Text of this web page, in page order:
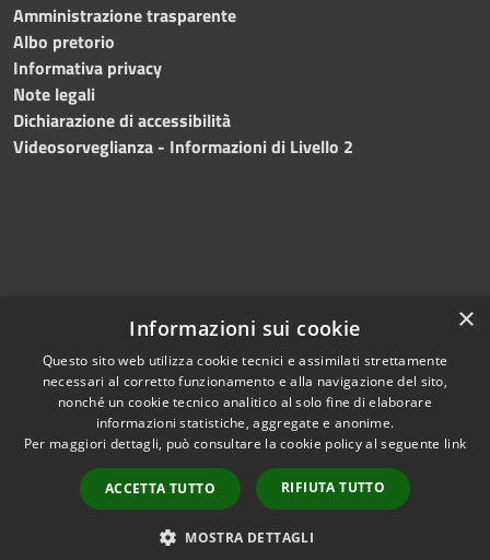
Amministrazione trasparente
Albo pretorio
Informativa privacy
Note legali
Dichiarazione di accessibilità
Videosorveglianza - Informazioni di Livello 2
Accessibilità
Privacy
Mappa del sito
Fatturazione Elettronica
Copyright © 2024 •
Comune di Mazara del
Vallo• Powered
byMunicipium• Redazione
×
Informazioni sui cookie
Questo sito web utilizza cookie tecnici e assimilati strettamente
necessari al corretto funzionamento e alla navigazione del sito,
nonché un cookie tecnico analitico al solo fine di elaborare
informazioni statistiche, aggregate e anonime.
Per maggiori dettagli, può consultare la cookie policy al seguente link
ACCETTA TUTTO RIFIUTA TUTTO
MOSTRA DETTAGLI